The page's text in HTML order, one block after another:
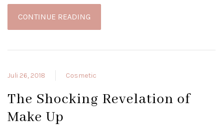
CONTINUE READING
Juli 26, 2018 Cosmetic
The Shocking Revelation of
Make Up